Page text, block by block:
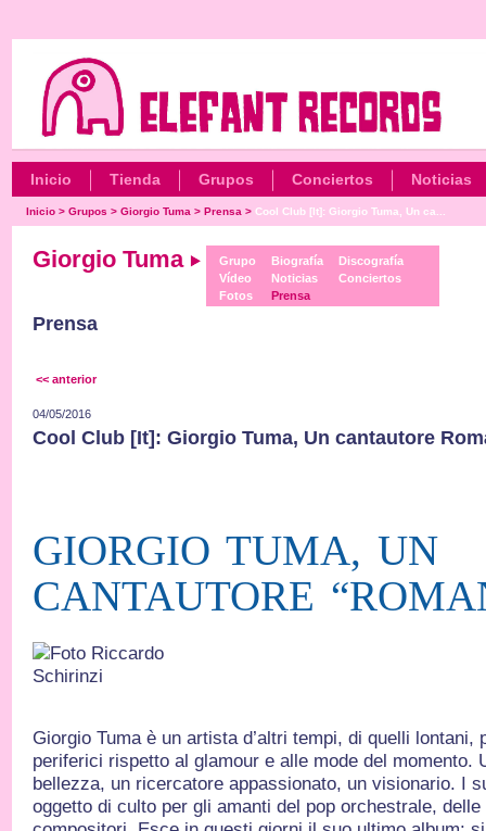
Inicio Tienda Grupos Conciertos Noticias
Inicio> Grupos > Giorgio Tuma > Prensa > Cool Club [It]: Giorgio Tuma, Un ca...
Giorgio Tuma
Grupo
Vídeo
Fotos
Biografía
Noticias
Prensa
Discografía
Conciertos
Prensa
<< anterior
04/05/2016
Cool Club [It]: Giorgio Tuma, Un cantautore
GIORGIO TUMA, UN
CANTAUTORE
Giorgio Tuma è un artista d’altri tempi, di quelli
periferici rispetto al glamour e alle mode del momento.
bellezza, un ricercatore appassionato, un visionario. I
oggetto di culto per gli amanti del pop orchestrale,